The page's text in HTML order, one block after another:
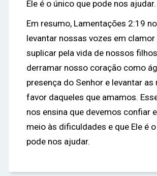
Ele é o único que pode nos ajudar.
Em resumo, Lamentações 2:19
levantar nossas vozes em
suplicar pela vida de nossos
derramar nosso coração como
presença do Senhor e levantar as
favor daqueles que amamos.
nos ensina que devemos confiar
meio às dificuldades e que Ele é
pode nos ajudar.